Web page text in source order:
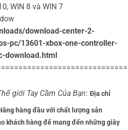
WIN 8 và WIN 7
download-center-2-
pc/13601-xbox-one-controller-
download.html
giới Tay Cầm Của Bạn: Địa chỉ
hàng đầu với chất lượng sản
khách hàng để mang đến những giây